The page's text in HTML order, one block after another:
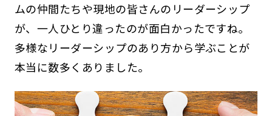
ムの仲間たちや現地の皆さんのリーダーシップ
が、一人ひとり違ったのが面白かったですね。
多様なリーダーシップのあり方から学ぶことが
本当に数多くありました。